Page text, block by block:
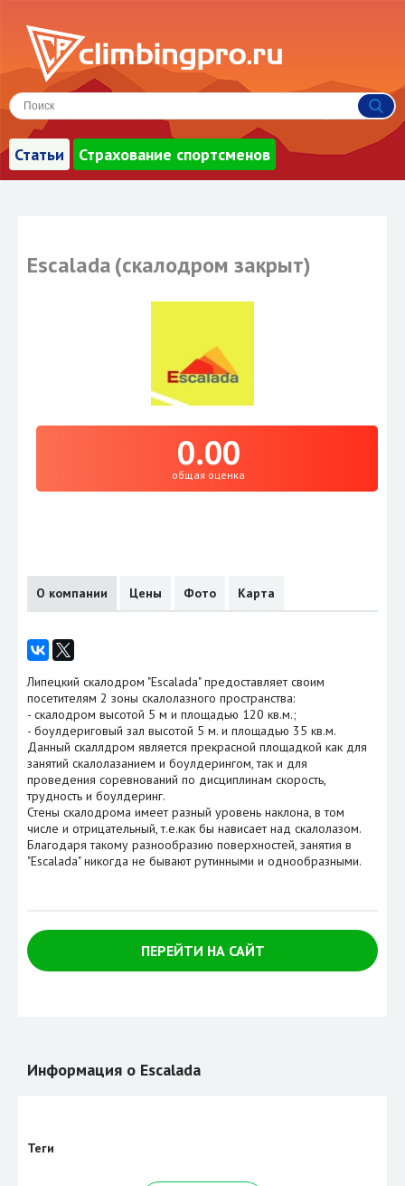
Статьи Страхование спортсменов
Escalada(скалодром закрыт)
0.00
общая оценка
О компании Цены Фото Карта
Липецкий скалодром "Escalada" предоставляет своим
посетителям 2 зоны скалолазного пространства:
- скалодром высотой 5 м и площадью 120 кв.м.;
- боулдериговый зал высотой 5 м. и площадью 35 кв.м.
Данный скаллдром является прекрасной площадкой как для
занятий скалолазанием и боулдерингом, так и для
проведения соревнований по дисциплинам скорость,
трудность и боулдеринг.
Стены скалодрома имеет разный уровень наклона, в том
числе и отрицательный, т.е.как бы нависает над скалолазом.
Благодаря такому разнообразию поверхностей, занятия в
"Escalada" никогда не бывают рутинными и однообразными.
ПЕРЕЙТИ НА САЙТ
Информация о Escalada
Теги